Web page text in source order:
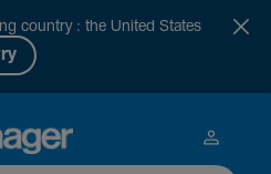
country : the United States